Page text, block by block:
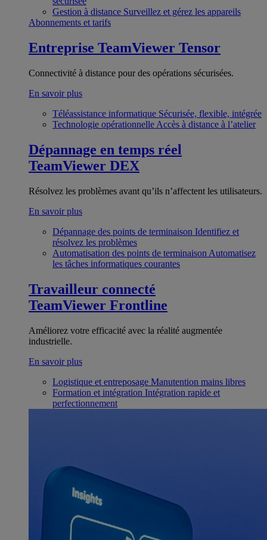
Gestion à distance Surveillez et gérez les appareils
Abonnements et tarifs
Entreprise TeamViewer Tensor
Connectivité à distance pour des opérations sécurisées.
En savoir plus
Téléassistance informatique Sécurisée, flexible, intégrée
Technologie opérationnelle Accès à distance à l’atelier
Dépannage en temps réel
TeamViewer DEX
Résolvez les problèmes avant qu’ils n’affectent les utilisateurs.
En savoir plus
Dépannage des points de terminaison Identifiez et
résolvez les problèmes
Automatisation des points de terminaison Automatisez
les tâches informatiques courantes
Travailleur connecté
TeamViewer Frontline
Améliorez votre efficacité avec la réalité augmentée
industrielle.
En savoir plus
Logistique et entreposage Manutention mains libres
Formation et intégration Intégration rapide et
perfectionnement